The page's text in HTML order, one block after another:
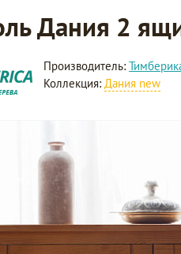
Дания 2
Производитель:
Коллекция: Дания new